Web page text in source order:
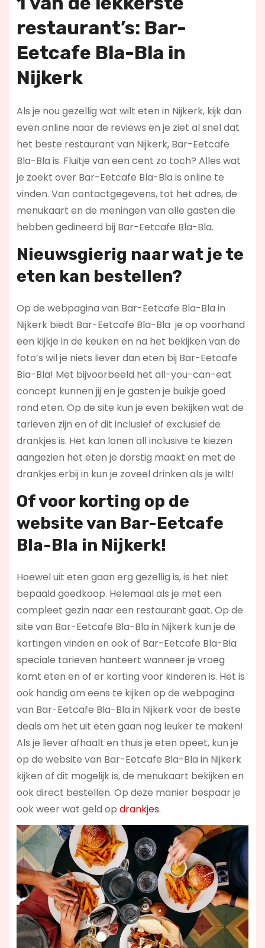
restaurant’s: Bar-
Eetcafe Bla-Bla in
Nijkerk
Als je nou gezellig wat wilt eten in Nijkerk, kijk dan
even online naar de reviews en je ziet al snel dat
het beste restaurant van Nijkerk, Bar-Eetcafe
Bla-Bla is. Fluitje van een cent zo toch? Alles wat
je zoekt over Bar-Eetcafe Bla-Bla is online te
vinden. Van contactgegevens, tot het adres, de
menukaart en de meningen van alle gasten die
hebben gedineerd bij Bar-Eetcafe Bla-Bla.
Nieuwsgierig naar wat je te
eten kan bestellen?
Op de webpagina van Bar-Eetcafe Bla-Bla in
Nijkerk biedt Bar-Eetcafe Bla-Bla je op voorhand
een kijkje in de keuken en na het bekijken van de
foto’s wil je niets liever dan eten bij Bar-Eetcafe
Bla-Bla! Met bijvoorbeeld het all-you-can-eat
concept kunnen jij en je gasten je buikje goed
rond eten. Op de site kun je even bekijken wat de
tarieven zijn en of dit inclusief of exclusief de
drankjes is. Het kan lonen all inclusive te kiezen
aangezien het eten je dorstig maakt en met de
drankjes erbij in kun je zoveel drinken als je wilt!
Of voor korting op de
website van Bar-Eetcafe
Bla-Bla in Nijkerk!
Hoewel uit eten gaan erg gezellig is, is het niet
bepaald goedkoop. Helemaal als je met een
compleet gezin naar een restaurant gaat. Op de
site van Bar-Eetcafe Bla-Bla in Nijkerk kun je de
kortingen vinden en ook of Bar-Eetcafe Bla-Bla
speciale tarieven hanteert wanneer je vroeg
komt eten en of er korting voor kinderen is. Het is
ook handig om eens te kijken op de webpagina
van Bar-Eetcafe Bla-Bla in Nijkerk voor de beste
deals om het uit eten gaan nog leuker te maken!
Als je liever afhaalt en thuis je eten opeet, kun je
op de website van Bar-Eetcafe Bla-Bla in Nijkerk
kijken of dit mogelijk is, de menukaart bekijken en
ook direct bestellen. Op deze manier bespaar je
ook weer wat geld op drankjes.